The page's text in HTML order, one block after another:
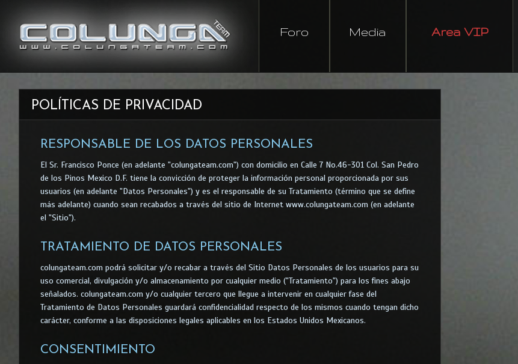
Foro Media Area VIP
POLÍTICAS DE PRIVACIDAD
RESPONSABLE DE LOS DATOS PERSONALES
El Sr. Francisco Ponce (en adelante "colungateam.com") con domicilio en Calle 7 No.46-301 Col. San Pedro
de los Pinos Mexico D.F. tiene la convicción de proteger la información personal proporcionada por sus
usuarios (en adelante "Datos Personales") y es el responsable de su Tratamiento (término que se define
más adelante) cuando sean recabados a través del sitio de Internet www.colungateam.com (en adelante
el "Sitio").
TRATAMIENTO DE DATOS PERSONALES
colungateam.com podrá solicitar y/o recabar a través del Sitio Datos Personales de los usuarios para su
uso comercial, divulgación y/o almacenamiento por cualquier medio ("Tratamiento") para los fines abajo
señalados. colungateam.com y/o cualquier tercero que llegue a intervenir en cualquier fase del
Tratamiento de Datos Personales guardará confidencialidad respecto de los mismos cuando tengan dicho
carácter, conforme a las disposiciones legales aplicables en los Estados Unidos Mexicanos.
CONSENTIMIENTO